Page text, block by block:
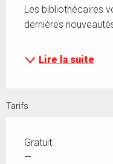
Les bibliothécaires
dernières
Lire la suite
Tarifs
Gratuit
—